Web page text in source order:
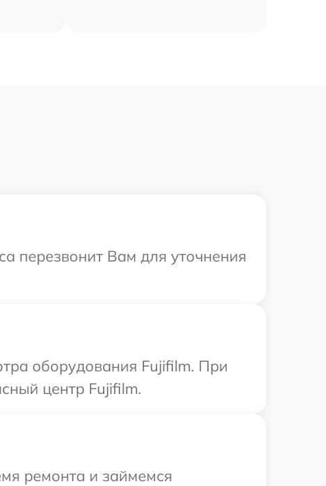
перезвонит Вам для уточнения
оборудования Fujifilm. При
центр Fujifilm.
ремонта и займемся